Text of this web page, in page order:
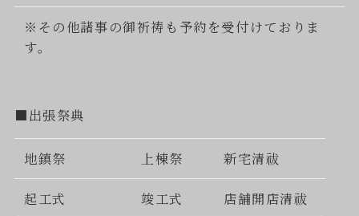
※その他諸事の御祈祷も予約を受付けておりま
す。
■出張祭典
地鎮祭 上棟祭 新宅清祓
起工式 竣工式 店舗開店清祓